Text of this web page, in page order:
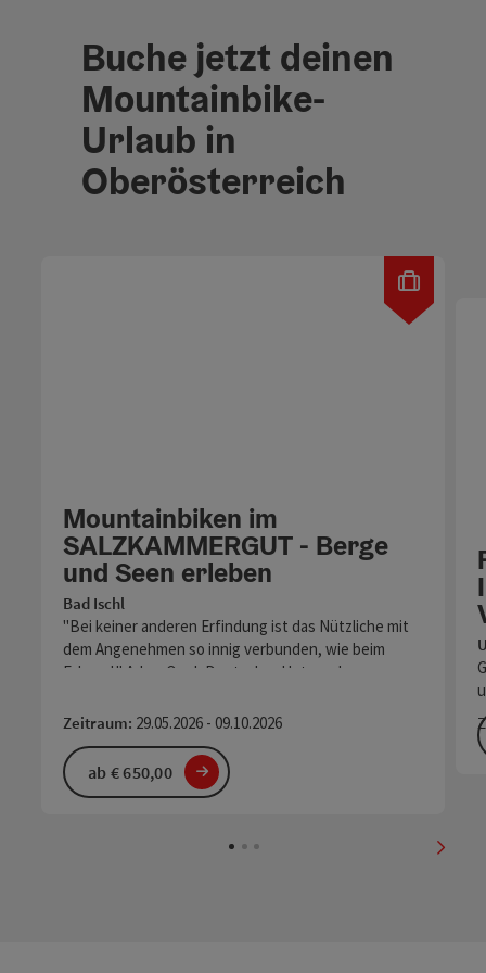
Buche jetzt deinen
Mountainbike-
Urlaub in
Oberösterreich
Mountainbiken im
SALZKAMMERGUT - Berge
und Seen erleben
Bad Ischl
"Bei keiner anderen Erfindung ist das Nützliche mit
dem Angenehmen so innig verbunden, wie beim
Fahrrad." Adam Opel, Deutscher Unternehmer,…
Zeitraum: 29.05.2026 - 09.10.2026
ab € 650,00